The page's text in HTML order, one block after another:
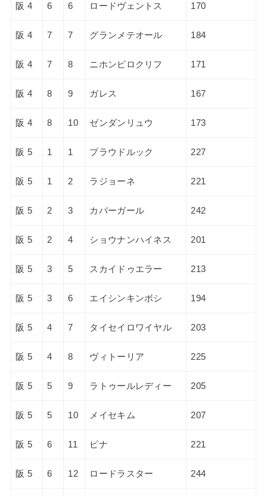
阪 4 6 6 ロードヴェントス 170
阪 4 7 7 グランメテオール 184
阪 4 7 8 ニホンピロクリフ 171
阪 4 8 9 ガレス 167
阪 4 8 10 ゼンダンリュウ 173
阪 5 1 1 プラウドルック 227
阪 5 1 2 ラジョーネ 221
阪 5 2 3 カバーガール 242
阪 5 2 4 ショウナンハイネス 201
阪 5 3 5 スカイドゥエラー 213
阪 5 3 6 エイシンキンボシ 194
阪 5 4 7 タイセイロワイヤル 203
阪 5 4 8 ヴィトーリア 225
阪 5 5 9 ラトゥールレディー 205
阪 5 5 10 メイセキム 207
阪 5 6 11 ピナ 221
阪 5 6 12 ロードラスター 244